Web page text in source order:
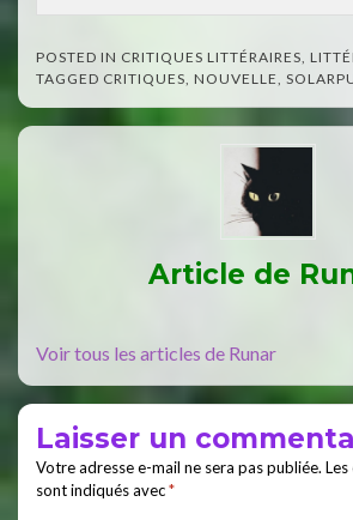
POSTED IN CRITIQUES LITTÉRAIRES
TAGGED CRITIQUES NOUVELLE
Article de
Voir tous les articles de Runar
Laisser un
Votre adresse e-mail ne sera pas publiée.
sont indiqués avec*